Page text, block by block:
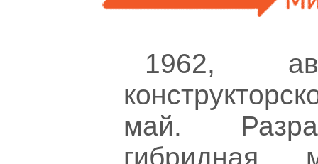
1962,
май.
гибридная